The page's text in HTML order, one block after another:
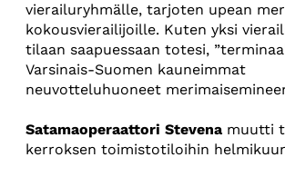
vierailuryhmälle, tarjoten upean
kokousvierailijoille. Kuten yksi
tilaan saapuessaan totesi,
Varsinais-Suomen kauneimmat
neuvotteluhuoneet
Satamaoperaattori Stevenamuutti
kerroksen toimistotiloihin